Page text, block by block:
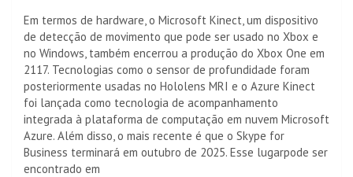
Em termos de hardware, o Microsoft Kinect, um dispositivo
de detecção de movimento que pode ser usado no Xbox e
no Windows, também encerrou a produção do Xbox One em
2117. Tecnologias como o sensor de profundidade foram
posteriormente usadas no Hololens MRI e o Azure Kinect
foi lançada como tecnologia de acompanhamento
integrada à plataforma de computação em nuvem Microsoft
Azure. Além disso, o mais recente é que o Skype for
Business terminará em outubro de 2025. Esse lugarpode ser
encontrado em